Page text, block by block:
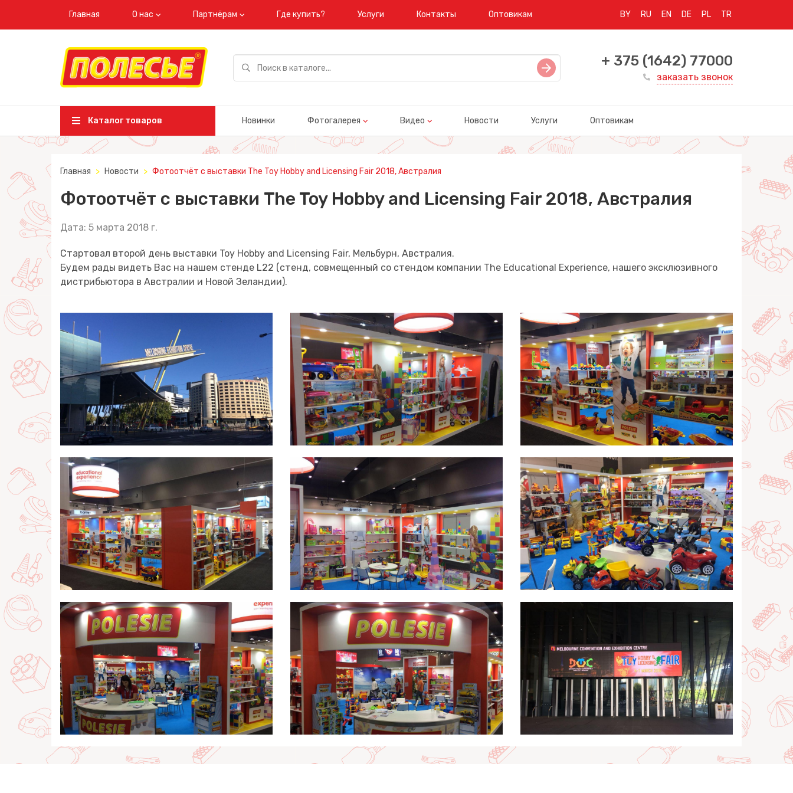
Главная О нас Партнёрам Где купить? Услуги Контакты Оптовикам BY RU EN DE PL TR
+ 375 (1642) 77000
заказать звонок
Каталог товаров Новинки Фотогалерея Видео Новости Услуги Оптовикам
Главная Новости Фотоотчёт с выставки The Toy Hobby and Licensing Fair 2018, Австралия
Фотоотчёт с выставки The Toy Hobby and Licensing Fair 2018, Австралия
Дата: 5 марта 2018 г.
Стартовал второй день выставки Toy Hobby and Licensing Fair, Мельбурн, Австралия.
Будем рады видеть Вас на нашем стенде L22 (стенд, совмещенный со стендом компании The Educational Experience, нашего эксклюзивного
дистрибьютора в Австралии и Новой Зеландии).